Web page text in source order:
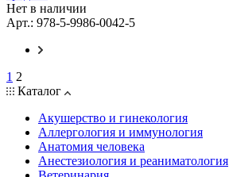
Нет в наличии
Арт.: 978-5-9986-0042-5
1 2
Каталог
Акушерство и гинекология
Аллергология и иммунология
Анатомия человека
Анестезиология и реаниматология